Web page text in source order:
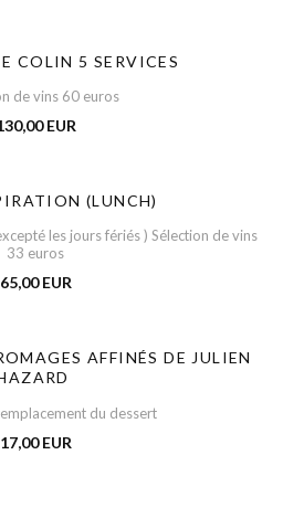
COLIN 5 SERVICES
de vins 60 euros
EUR
(LUNCH)
les jours fériés ) Sélection de vins
33 euros
65,00 EUR
AFFINÉS DE JULIEN
du dessert
17,00 EUR